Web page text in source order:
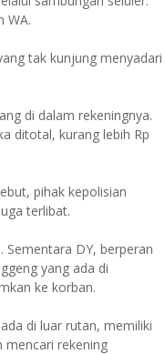
WA.
tak kunjung menyadari
di dalam rekeningnya.
ditotal, kurang lebih Rp
pihak kepolisian
terlibat.
Sementara DY, berperan
yang ada di
ke korban.
di luar rutan, memiliki
mencari rekening